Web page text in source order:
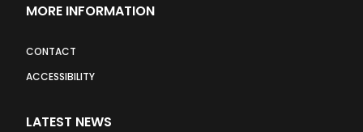
MORE INFORMATION
CONTACT
ACCESSIBILITY
LATEST NEWS